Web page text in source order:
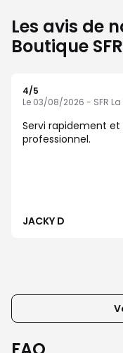
Les avis de
Boutique
4/5
Le 03/08/2026 - SFR
Servi rapidement
professionnel.
JACKY D